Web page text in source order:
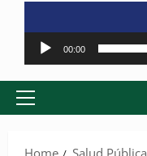
00:00
Primary
Home
Salud Pública